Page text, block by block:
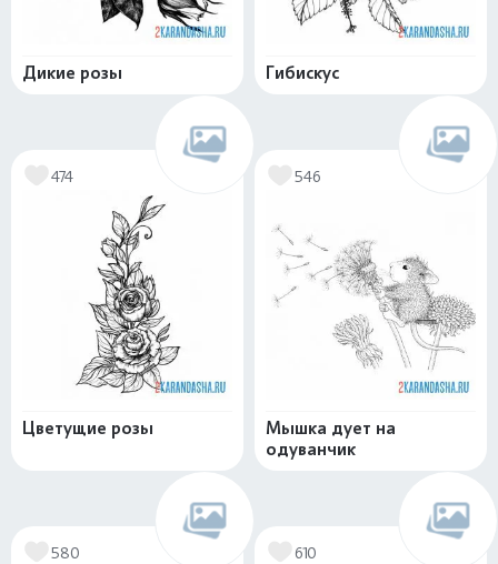
Дикие розы Гибискус
474
Цветущие розы
546
Мышка дует на
одуванчик
580 610